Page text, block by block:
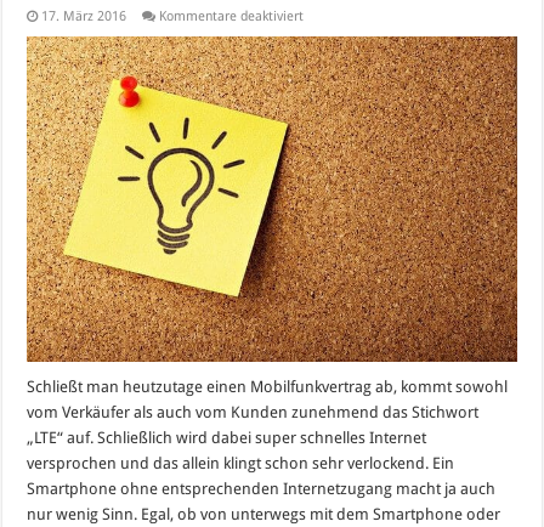
17. März 2016 Kommentare deaktiviertfür
–
Brauche
ich
das?
Schließt man heutzutage einen Mobilfunkvertrag ab, kommt sowohl
vom Verkäufer als auch vom Kunden zunehmend das Stichwort
„LTE“ auf. Schließlich wird dabei super schnelles Internet
versprochen und das allein klingt schon sehr verlockend. Ein
Smartphone ohne entsprechenden Internetzugang macht ja auch
nur wenig Sinn. Egal, ob von unterwegs mit dem Smartphone oder